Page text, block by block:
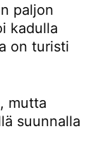
paljon
kadulla
on turisti
mutta
suunnalla